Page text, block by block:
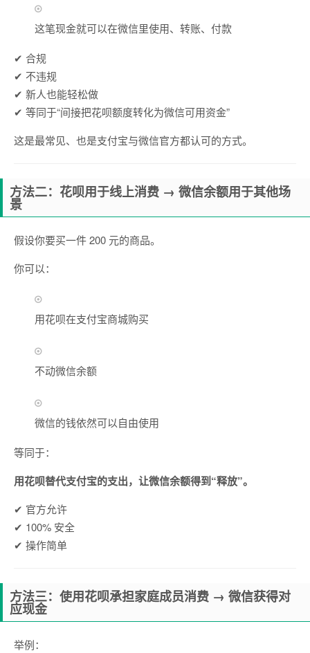
这笔现金就可以在微信里使用、转账、付款
✔ 合规
✔ 不违规
✔ 新人也能轻松做
✔ 等同于“间接把花呗额度转化为微信可用资金”
这是最常见、也是支付宝与微信官方都认可的方式。
方法二：花呗用于线上消费 → 微信余额用于其他场
景
假设你要买一件 200 元的商品。
你可以：
用花呗在支付宝商城购买
不动微信余额
微信的钱依然可以自由使用
等同于：
用花呗替代支付宝的支出，让微信余额得到“释放”。
✔ 官方允许
✔ 100% 安全
✔ 操作简单
方法三：使用花呗承担家庭成员消费 → 微信获得对
应现金
举例：